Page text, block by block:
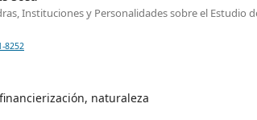
Instituciones y Personalidades sobre el Estudio
8252
naturaleza